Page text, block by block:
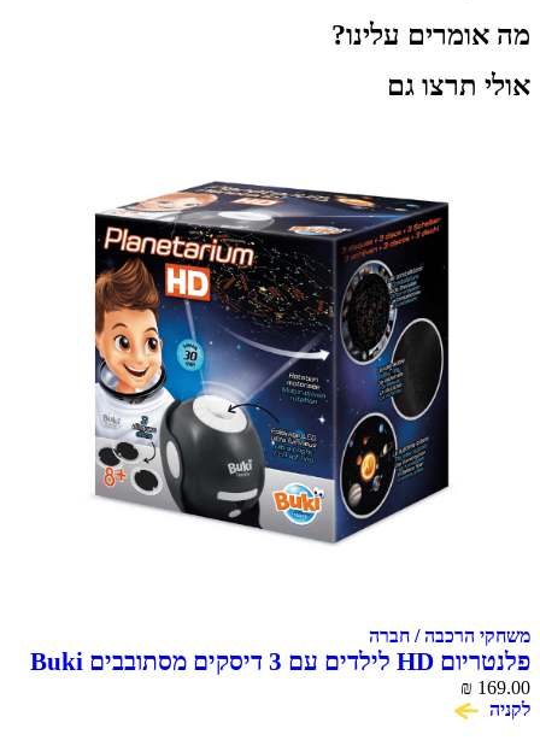
מה אומרים עלינו?
אולי תרצו גם
משחקי הרכבה / חברה
פלנטריום HD לילדים עם 3 דיסקים מסתובבים Buki
France
₪ 169.00
לקניה